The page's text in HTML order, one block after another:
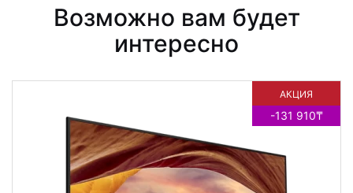
Возможно вам будет
интересно
АКЦИЯ
-131 910₸